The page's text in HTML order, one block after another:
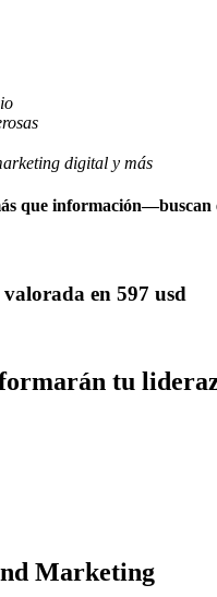
digital y más
que información—buscan
en 597 usd
tu
Marketing